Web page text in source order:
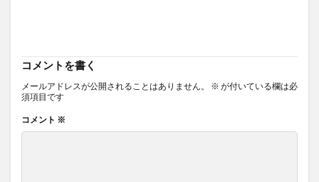
コメントを書く
メールアドレスが公開されることはありません。 ※ が付いている欄は必
須項目です
コメント ※